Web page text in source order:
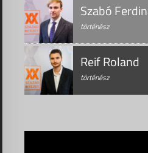
Szabó
történész
Reif Roland
történész